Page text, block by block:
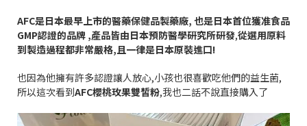
AFC是日本最早上市的醫藥保健品製藥廠, 也是日本首位獲准食品
GMP認證的品牌 ,產品皆由日本預防醫學研究所研發,從選用原料
到製造過程都非常嚴格, 且一律是日本原裝進口!
也因為他擁有許多認證讓人放心,小孩也很喜歡吃他們的益生菌,
所以這次看到AFC櫻桃玫果雙皙粉,我也二話不說直接購入了